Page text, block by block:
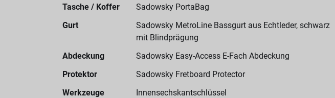
Tasche / Koffer
Sadowsky PortaBag
Gurt
Sadowsky MetroLine Bassgurt aus Echtleder, schwarz
mit Blindprägung
Abdeckung
Sadowsky Easy-Access E-Fach Abdeckung
Protektor
Sadowsky Fretboard Protector
Werkzeuge
Innensechskantschlüssel